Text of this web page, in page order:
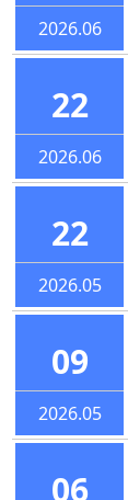
2026.06
22
2026.06
22
2026.05
09
2026.05
06